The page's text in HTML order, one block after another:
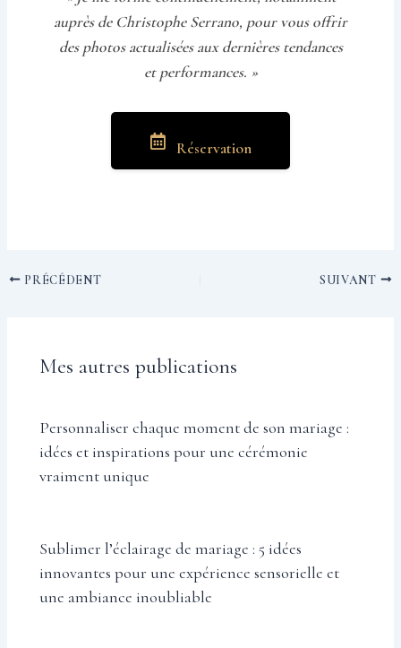
auprès de Christophe Serrano, pour vous offrir
des photos actualisées aux dernières tendances
et performances. »
Réservation
PRÉCÉDENT SUIVANT
Mes autres publications
Personnaliser chaque moment de son mariage :
idées et inspirations pour une cérémonie
vraiment unique
Sublimer l’éclairage de mariage : 5 idées
innovantes pour une expérience sensorielle et
une ambiance inoubliable